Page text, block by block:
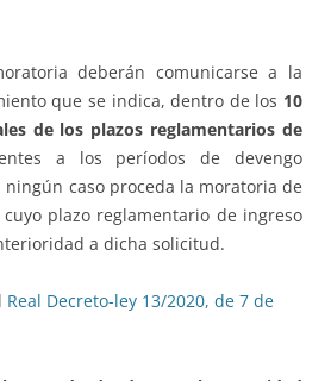
deberán comunicarse a la
que se indica, dentro de los 10
de los plazos reglamentarios de
a los períodos de devengo
caso proceda la moratoria de
plazo reglamentario de ingreso
a dicha solicitud.
Real Decreto-ley 13/2020, de 7 de